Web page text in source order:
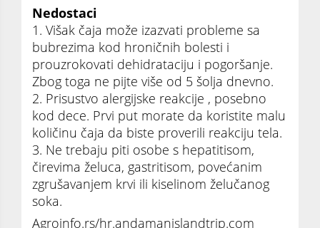
Nedostaci
1. Višak čaja može izazvati probleme sa
bubrezima kod hroničnih bolesti i
prouzrokovati dehidrataciju i pogoršanje.
Zbog toga ne pijte više od 5 šolja dnevno.
2. Prisustvo alergijske reakcije , posebno
kod dece. Prvi put morate da koristite malu
količinu čaja da biste proverili reakciju tela.
3. Ne trebaju piti osobe s hepatitisom,
čirevima želuca, gastritisom, povećanim
zgrušavanjem krvi ili kiselinom želučanog
soka.
Agroinfo.rs/hr.andamanislandtrip.com